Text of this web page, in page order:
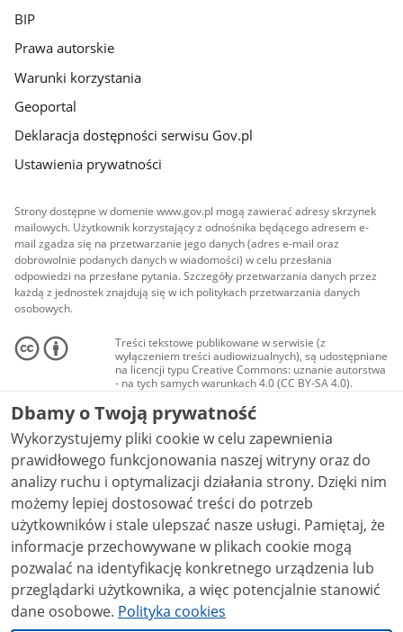
BIP
Prawa autorskie
Warunki korzystania
Geoportal
Deklaracja dostępności serwisu Gov.pl
Ustawienia prywatności
Strony dostępne w domenie www.gov.pl mogą zawierać adresy skrzynek
mailowych. Użytkownik korzystający z odnośnika będącego adresem e-
mail zgadza się na przetwarzanie jego danych (adres e-mail oraz
dobrowolnie podanych danych w wiadomości) w celu przesłania
odpowiedzi na przesłane pytania. Szczegóły przetwarzania danych przez
każdą z jednostek znajdują się w ich politykach przetwarzania danych
osobowych.
Treści tekstowe publikowane w serwisie (z
wyłączeniem treści audiowizualnych), są udostępniane
na licencji typu Creative Commons: uznanie autorstwa
- na tych samych warunkach 4.0 (CC BY-SA 4.0).
Materiały audiowizualne, w tym zdjęcia, materiały
audio i wideo, są udostępniane na licencji typu
Creative Commons: uznanie autorstwa użycie
niekomercyjne - bez utworów zależnych 4.0 (CC BY-
NC-ND 4.0), o ile nie jest to stwierdzone inaczej.
Dbamy o Twoją prywatność
Wykorzystujemy pliki cookie w celu zapewnienia
prawidłowego funkcjonowania naszej witryny oraz do
analizy ruchu i optymalizacji działania strony. Dzięki nim
możemy lepiej dostosować treści do potrzeb
użytkowników i stale ulepszać nasze usługi. Pamiętaj, że
informacje przechowywane w plikach cookie mogą
pozwalać na identyfikację konkretnego urządzenia lub
przeglądarki użytkownika, a więc potencjalnie stanowić
dane osobowe. Polityka cookies